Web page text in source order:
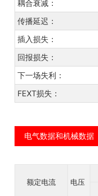
耦合衰减：
传播延迟：
插入损失：
回报损失：
下一场失利：
FEXT损失：
电气数据和机械数据
额定电流 电压